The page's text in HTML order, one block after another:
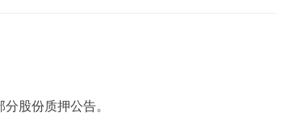
股份质押公告。